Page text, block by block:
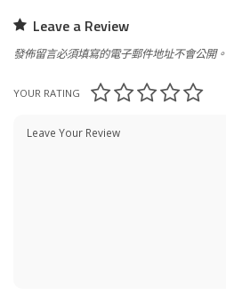
Leave a Review
發佈留言必須填寫的電子郵件地址不會公開。
YOUR RATING